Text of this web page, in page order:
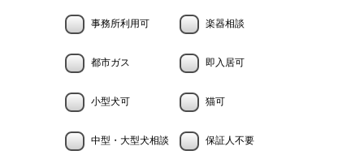
事務所利用可 楽器相談
都市ガス 即入居可
小型犬可 猫可
中型・大型犬相談 保証人不要